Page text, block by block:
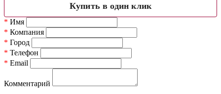
Купить в один клик
* Имя
* Компания
* Город
* Телефон
* Email
Комментарий